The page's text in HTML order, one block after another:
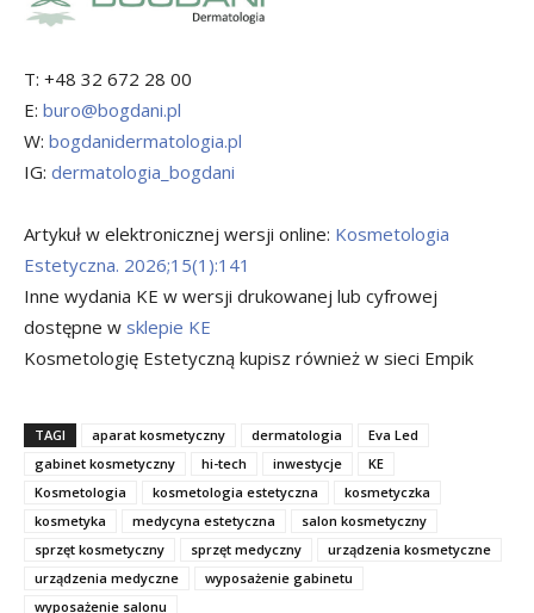
T: +48 32 672 28 00
E: buro@bogdani.pl
W: bogdanidermatologia.pl
IG: dermatologia_bogdani
Artykuł w elektronicznej wersji online: Kosmetologia
Estetyczna. 2026;15(1):141
Inne wydania KE w wersji drukowanej lub cyfrowej
dostępne w sklepie KE
Kosmetologię Estetyczną kupisz również w sieci Empik
TAGI aparat kosmetyczny dermatologia
Eva Led
gabinet kosmetyczny
hi-tech inwestycje
KE
Kosmetologia
kosmetologia estetyczna
kosmetyczka
kosmetyka
medycyna estetyczna
salon kosmetyczny
sprzęt kosmetyczny
sprzęt medyczny
urządzenia kosmetyczne
urządzenia medyczne
wyposażenie gabinetu
wyposażenie salonu